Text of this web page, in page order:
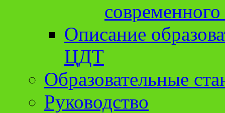
Описание
ЦДТ
Образовательные
Руководство